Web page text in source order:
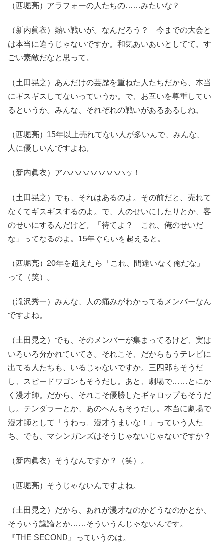
（西堀亮）アラフォーの人たちの……みたいな？
（新内眞衣）熱い戦いが。なんだろう？ 今までの大会と
は本当に違うじゃないですか。和気あいあいとしてて。す
ごい素敵だなと思って。
（土田晃之）あんだけの芸歴を重ねた人たちだから、本当
にギスギスしてないっていうか。で、お互いを尊重してい
るというか。みんな、それぞれの戦いがあるあるしね。
（西堀亮）15年以上売れてない人が多いんで、みんな、
人に優しいんですよね。
（新内眞衣）アハハハハハハハハッ！
（土田晃之）でも、それはあるのよ。その前だと、売れて
なくてギスギスするのよ。で、人のせいにしたりとか、客
のせいにするんだけど。「待てよ？ これ、俺のせいだ
な」ってなるのよ。15年ぐらいを超えると。
（西堀亮）20年を超えたら「これ、間違いなく俺だな」
って（笑）。
（滝沢秀一）みんな、人の痛みがわかってるメンバーなん
ですよね。
（土田晃之）でも、そのメンバーが集まってるけど、実は
いろいろ分かれていてさ。それこそ、だからもうテレビに
出てる人たちも、いるじゃないですか。三四郎もそうだ
し、スピードワゴンもそうだし。あと、劇場で……とにか
く漫才師。だから、それこそ優勝したギャロップもそうだ
し。テンダラーとか、あのへんもそうだし。本当に劇場で
漫才師として「うわっ、漫才うまいな！」っていう人た
ち。でも、マシンガンズはそうじゃないじゃないですか？
（新内眞衣）そうなんですか？（笑）。
（西堀亮）そうじゃないんですよね。
（土田晃之）だから、あれが漫才なのかどうなのかとか、
そういう議論とか……そういうんじゃないんです。
『THE SECOND』っていうのは。